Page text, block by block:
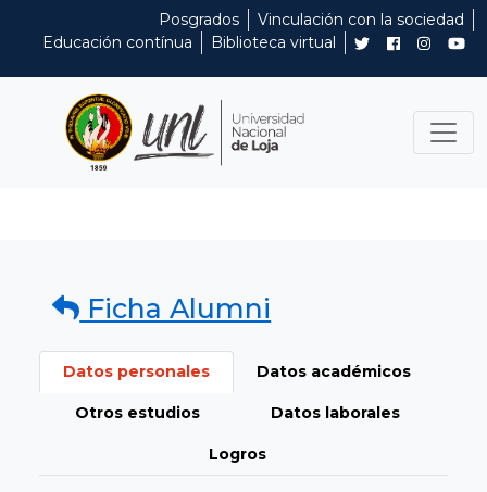
Posgrados
Vinculación con la sociedad
Educación contínua
Biblioteca virtual
Ficha Alumni
Datos personales Datos académicos
Otros estudios Datos laborales
Logros